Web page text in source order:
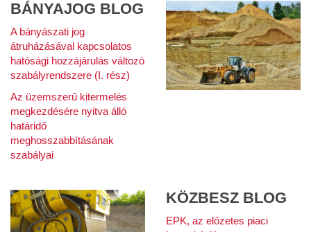
BÁNYAJOG BLOG
A bányászati jog
átruházásával kapcsolatos
hatósági hozzájárulás változó
szabályrendszere (I. rész)
Az üzemszerű kitermelés
megkezdésére nyitva álló
határidő
meghosszabbításának
szabályai
KÖZBESZ BLOG
EPK, az előzetes piaci